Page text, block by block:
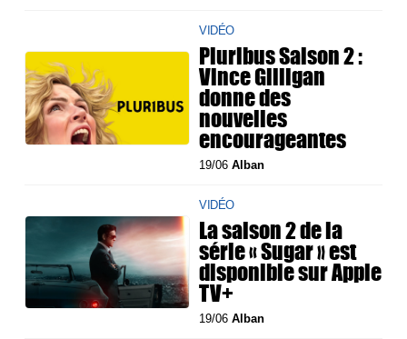
VIDÉO
Pluribus Saison 2 :
Vince Gilligan
donne des
nouvelles
encourageantes
19/06Alban
VIDÉO
La saison 2 de la
série « Sugar » est
disponible sur Apple
TV+
19/06Alban